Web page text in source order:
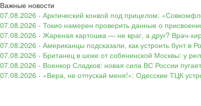
Важные новости
07.08.2026 - Арктический конвой под прицелом:
07.08.2026 - Токио намерен проверить данные о
07.08.2026 - Жареная картошка — не враг, а друг? Врач-
07.08.2026 - Американцы подсказали, как устроить бунт в
07.08.2026 - Британец в шоке от собянинской Москвы: у
07.08.2026 - Военкор Сладков: новая сила ВС России
07.08.2026 - «Вера, не отпускай меня!»: Одесские ТЦК